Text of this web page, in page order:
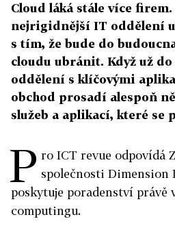
Cloud láká stále více
nejrigidnější IT oddělení
s tím, že bude do
cloudu ubránit. Když už
oddělení s klíčovými
obchod prosadí alespoň
služeb a aplikací, které se
P ro ICT revue odpovídá
společnosti Dimension
poskytuje poradenství právě
computingu.